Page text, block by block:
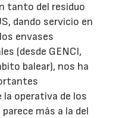
tanto del residuo
dando servicio en
envases
(desde GENCI,
balear), nos ha
la operativa de los
más a la del